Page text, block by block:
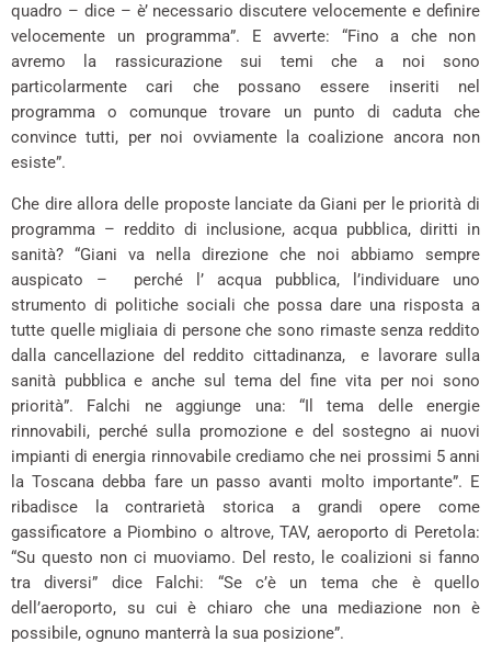
quadro – dice – è’ necessario discutere velocemente e definire
velocemente un programma”. E avverte: “Fino a che non
avremo la rassicurazione sui temi che a noi sono
particolarmente cari che possano essere inseriti nel
programma o comunque trovare un punto di caduta che
convince tutti, per noi ovviamente la coalizione ancora non
esiste”.
Che dire allora delle proposte lanciate da Giani per le priorità di
programma – reddito di inclusione, acqua pubblica, diritti in
sanità? “Giani va nella direzione che noi abbiamo sempre
auspicato – perché l’ acqua pubblica, l’individuare uno
strumento di politiche sociali che possa dare una risposta a
tutte quelle migliaia di persone che sono rimaste senza reddito
dalla cancellazione del reddito cittadinanza, e lavorare sulla
sanità pubblica e anche sul tema del fine vita per noi sono
priorità”. Falchi ne aggiunge una: “Il tema delle energie
rinnovabili, perché sulla promozione e del sostegno ai nuovi
impianti di energia rinnovabile crediamo che nei prossimi 5 anni
la Toscana debba fare un passo avanti molto importante”. E
ribadisce la contrarietà storica a grandi opere come
gassificatore a Piombino o altrove, TAV, aeroporto di Peretola:
“Su questo non ci muoviamo. Del resto, le coalizioni si fanno
tra diversi” dice Falchi: “Se c’è un tema che è quello
dell’aeroporto, su cui è chiaro che una mediazione non è
possibile, ognuno manterrà la sua posizione”.